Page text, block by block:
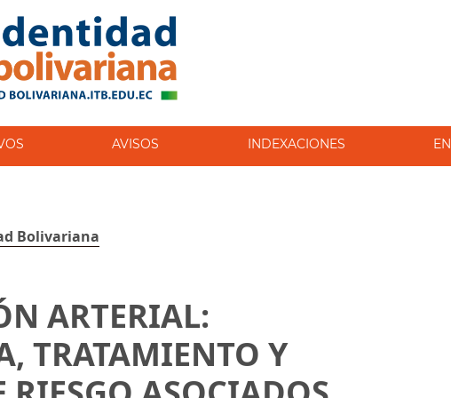
AVISOS INDEXACIONES
Bolivariana
ARTERIAL:
TRATAMIENTO Y